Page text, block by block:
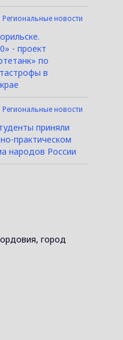
Региональные новости
- проект
по
в
Региональные новости
приняли
практическом
народов России
город